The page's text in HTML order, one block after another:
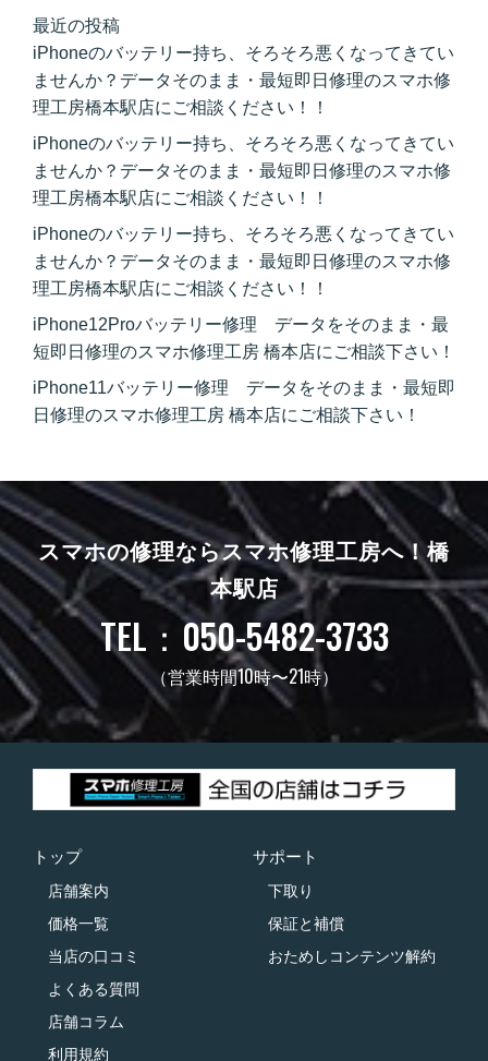
最近の投稿
iPhoneのバッテリー持ち、そろそろ悪くなってきてい
ませんか？データそのまま・最短即日修理のスマホ修
理工房橋本駅店にご相談ください！！
iPhoneのバッテリー持ち、そろそろ悪くなってきてい
ませんか？データそのまま・最短即日修理のスマホ修
理工房橋本駅店にご相談ください！！
iPhoneのバッテリー持ち、そろそろ悪くなってきてい
ませんか？データそのまま・最短即日修理のスマホ修
理工房橋本駅店にご相談ください！！
iPhone12Proバッテリー修理 データをそのまま・最
短即日修理のスマホ修理工房 橋本店にご相談下さい！
iPhone11バッテリー修理 データをそのまま・最短即
日修理のスマホ修理工房 橋本店にご相談下さい！
スマホの修理ならスマホ修理工房へ！ 橋
本駅店
TEL：050-5482-3733
（営業時間10時〜21時）
トップ
店舗案内
価格一覧
当店の口コミ
よくある質問
店舗コラム
利用規約
サポート
下取り
保証と補償
おためしコンテンツ解約